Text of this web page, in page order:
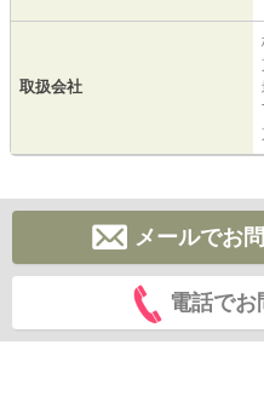
取扱会社
メールでお
電話でお